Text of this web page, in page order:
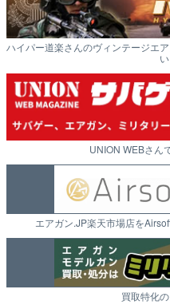
ハイパー道楽さんのヴィンテージエ
UNION WEBさん
エアガン.JP楽天市場店を
買取特化